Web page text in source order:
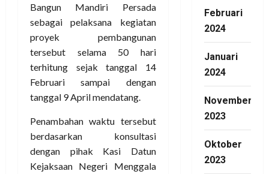
Bangun Mandiri Persada
sebagai pelaksana kegiatan
proyek pembangunan
tersebut selama 50 hari
terhitung sejak tanggal 14
Februari sampai dengan
tanggal 9 April mendatang.
Penambahan waktu tersebut
berdasarkan konsultasi
dengan pihak Kasi Datun
Kejaksaan Negeri Menggala
Februari
2024
Januari
2024
November
2023
Oktober
2023